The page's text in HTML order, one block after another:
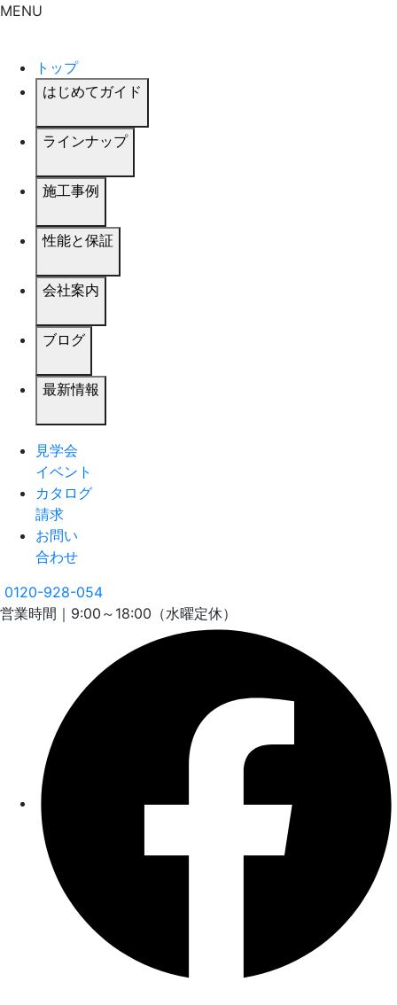
MENU
トップ
はじめてガイド
ラインナップ
施工事例
性能と保証
会社案内
ブログ
最新情報
見学会
イベント
カタログ
請求
お問い
合わせ
0120-928-054
営業時間｜9:00～18:00（水曜定休）